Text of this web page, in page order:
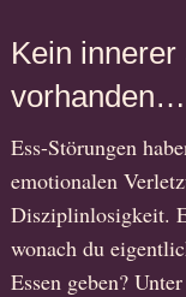
Kein
vorhanden…
Ess-Störungen
emotionalen
Disziplinlosigkeit.
wonach du
Essen geben?